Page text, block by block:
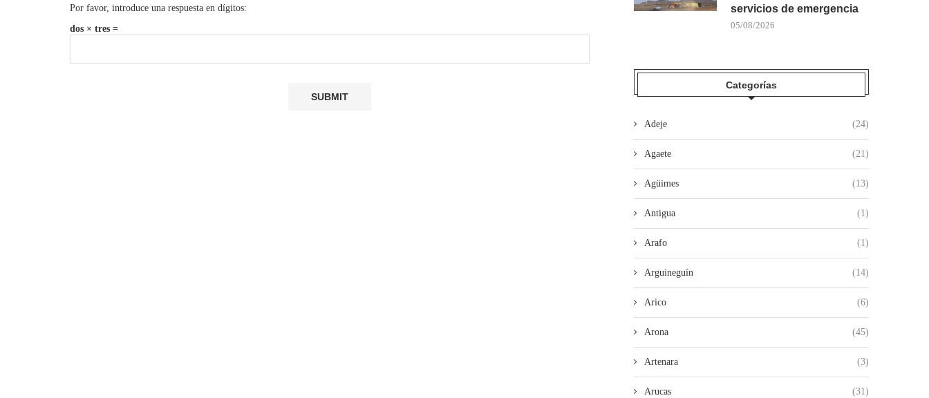
Por favor, introduce una respuesta en dígitos:
dos × tres =
servicios de emergencia
05/08/2026
Categorías
Adeje (24)
Agaete (21)
Agüimes (13)
Antigua (1)
Arafo (1)
Arguineguín (14)
Arico (6)
Arona (45)
Artenara (3)
Arucas (31)